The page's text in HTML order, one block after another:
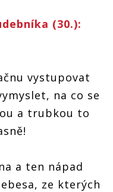
(30.):
vystupovat
na co se
a trubkou to
a ten nápad
ze kterých